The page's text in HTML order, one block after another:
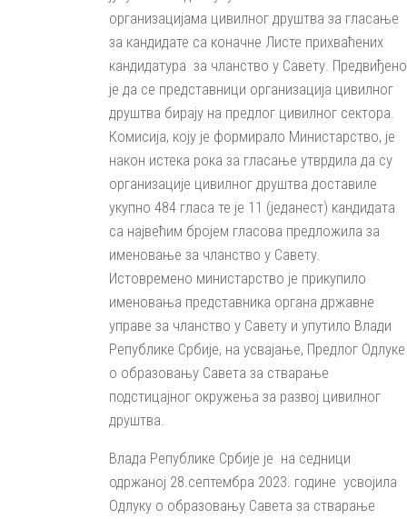
организацијама цивилног друштва за гласање
за кандидате са коначне Листе прихваћених
кандидатура за чланство у Савету. Предвиђено
је да се представници организација цивилног
друштва бирају на предлог цивилног сектора.
Комисија, коју је формирало Министарство, је
након истека рока за гласање утврдила да су
организације цивилног друштва доставиле
укупно 484 гласа те је 11 (једанест) кандидата
са највећим бројем гласова предложила за
именовање за чланство у Савету.
Истовремено министарство је прикупило
именовања представника органа државне
управе за чланство у Савету и упутило Влади
Републике Србије, на усвајање, Предлог Одлуке
о образовању Савета за стварање
подстицајног окружења за развој цивилног
друштва.
Влада Републике Србије је на седници
одржаној 28.септембра 2023. године усвојила
Одлуку о образовању Савета за стварање